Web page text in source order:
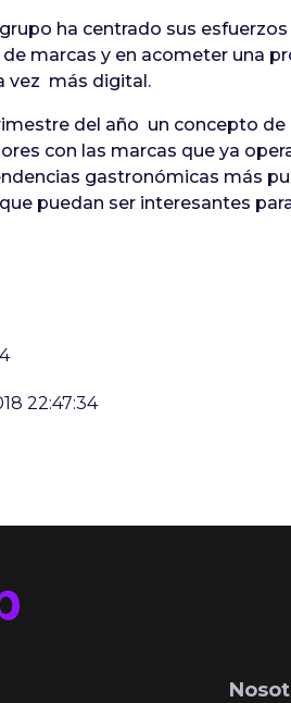
ha centrado sus
marcas y en acometer una
vez más digital.
del año un concepto
con las marcas que ya
gastronómicas más
puedan ser interesantes
22:47:34